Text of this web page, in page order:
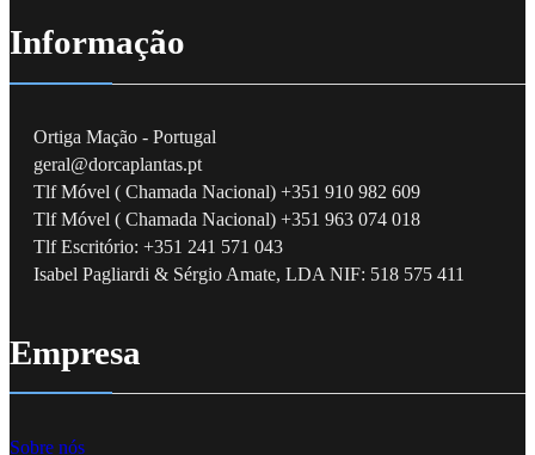
Informação
Ortiga Mação - Portugal
geral@dorcaplantas.pt
Tlf Móvel ( Chamada Nacional) +351 910 982 609
Tlf Móvel ( Chamada Nacional) +351 963 074 018
Tlf Escritório: +351 241 571 043
Isabel Pagliardi & Sérgio Amate, LDA NIF: 518 575 411
Empresa
Sobre nós